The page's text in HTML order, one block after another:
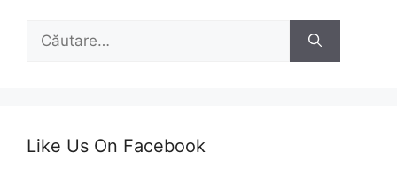
Caută
Like Us On Facebook